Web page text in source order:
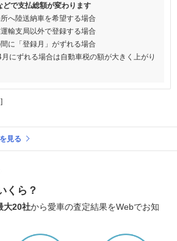
どで支払総額が変わります
へ陸送納車を希望する場合
輸支局以外で登録する場合
に「登録月」がずれる場合
月にずれる場合は自動車税の額が大きく上がり
見る
くら？
大20社から愛車の査定結果をWebでお知